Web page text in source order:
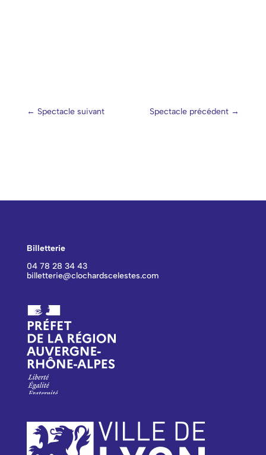
← Spectacle suivant Spectacle précédent →
Billetterie
04 78 28 34 43
billetterie@clochardscelestes.com